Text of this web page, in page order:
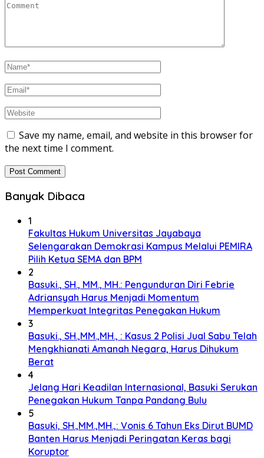
Save my name, email, and website in this browser for
the next time I comment.
Banyak Dibaca
1
Fakultas Hukum Universitas Jayabaya
Selengarakan Demokrasi Kampus Melalui PEMIRA
Pilih Ketua SEMA dan BPM
2
Basuki., SH., MM., MH.: Pengunduran Diri Febrie
Adriansyah Harus Menjadi Momentum
Memperkuat Integritas Penegakan Hukum
3
Basuki., SH.,MM.,MH., : Kasus 2 Polisi Jual Sabu Telah
Mengkhianati Amanah Negara, Harus Dihukum
Berat
4
Jelang Hari Keadilan Internasional, Basuki Serukan
Penegakan Hukum Tanpa Pandang Bulu
5
Basuki, SH.,MM.,MH.,: Vonis 6 Tahun Eks Dirut BUMD
Banten Harus Menjadi Peringatan Keras bagi
Koruptor